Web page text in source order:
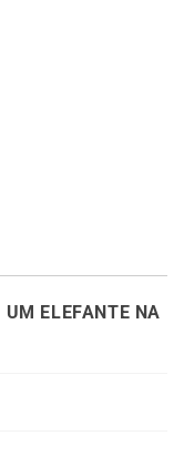
ELEFANTE NA